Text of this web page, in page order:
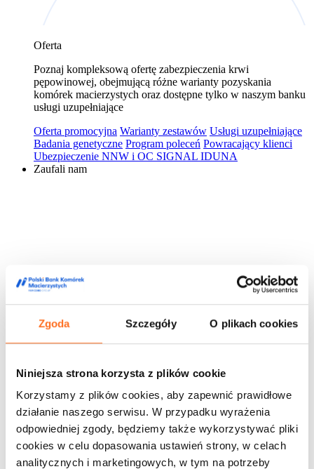
Zgoda Szczegóły O plikach cookies
Niniejsza strona korzysta z plików cookie
Korzystamy z plików cookies, aby zapewnić prawidłowe
działanie naszego serwisu. W przypadku wyrażenia
odpowiedniej zgody, będziemy także wykorzystywać pliki
cookies w celu dopasowania ustawień strony, w celach
analitycznych i marketingowych, w tym na potrzeby
Oferta
Poznaj kompleksową ofertę zabezpieczenia krwi
pępowinowej, obejmującą różne warianty pozyskania
komórek macierzystych oraz dostępne tylko w naszym banku
usługi uzupełniające
Oferta promocyjna Warianty zestawów Usługi uzupełniające
Badania genetyczne Program poleceń Powracający klienci
Ubezpieczenie NNW i OC SIGNAL IDUNA
Zaufali nam